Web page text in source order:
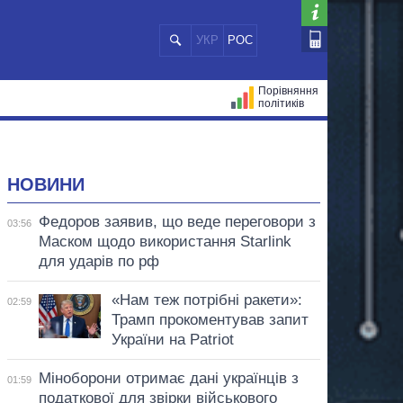
УКР РОС
Порівняння
політиків
НОВИНИ
03:56
Федоров заявив, що веде переговори з
Маском щодо використання Starlink
для ударів по рф
02:59
«Нам теж потрібні ракети»:
Трамп прокоментував запит
України на Patriot
01:59
Міноборони отримає дані українців з
податкової для звірки військового